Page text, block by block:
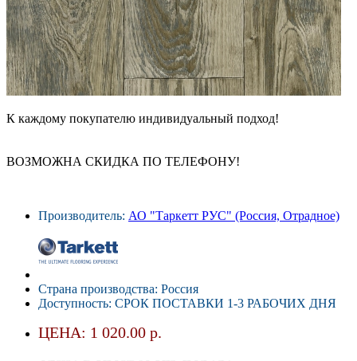
К каждому покупателю индивидуальный подход!
ВОЗМОЖНА СКИДКА ПО ТЕЛЕФОНУ!
Производитель: АО "Таркетт РУС" (Россия, Отрадное)
Страна производства: Россия
Доступность: СРОК ПОСТАВКИ 1-3 РАБОЧИХ ДНЯ
ЦЕНА: 1 020.00 р.